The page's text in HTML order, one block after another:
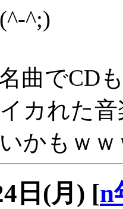
^;)
曲でCD
カれた
かもｗｗ
日(月) [n